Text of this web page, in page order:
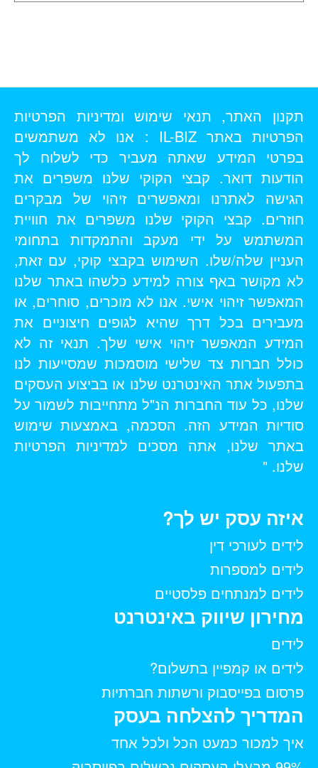
תקנון האתר, תנאי שימוש ומדיניות הפרטיות
הפרטיות באתר IL-BIZ : אנו לא משתמשים
בפרטי המידע שאתה מעביר כדי לשלוח לך
הודעות דואר. קבצי הקוקי שלנו משפרים את
הגישה לאתרנו ומאפשרים זיהוי של מבקרים
חוזרים. קבצי הקוקי שלנו משפרים את חוויית
המשתמש על ידי מעקב והתמקדות בתחומי
העניין שלה/שלו. השימוש בקבצי קוקי, עם זאת,
לא מקושר באף צורה למידע כלשהו באתר שלנו
המאפשר זיהוי אישי. אנו לא מוכרים, סוחרים, או
מעבירים בכל דרך שהיא לגופים חיצוניים את
המידע המאפשר זיהוי אישי שלך. תנאי זה לא
כולל חברות צד שלישי מוסמכות שמסייעות לנו
בתפעול אתר האינטרנט שלנו או בביצוע העסקים
שלנו, כל עוד החברות הנ"ל מתחייבות לשמור על
סודיות המידע הזה. הסכמה, באמצעות שימוש
באתר שלנו, אתה מסכים למדיניות הפרטיות
שלנו. "
איזה עסק יש לך?
לידים לעורכי דין
לידים למספרות
לידים למנתחים פלסטיים
מחירון שיווק באינטרנט
לידים
לידים או קמפיין בתשלום?
פרסום בפייסבוק ורשתות חברתיות
המדריך להצלחה בעסק
איך למכור כמעט הכל ולכל אחד